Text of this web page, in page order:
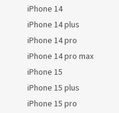
iPhone 14
iPhone 14 plus
iPhone 14 pro
iPhone 14 pro max
iPhone 15
iPhone 15 plus
iPhone 15 pro